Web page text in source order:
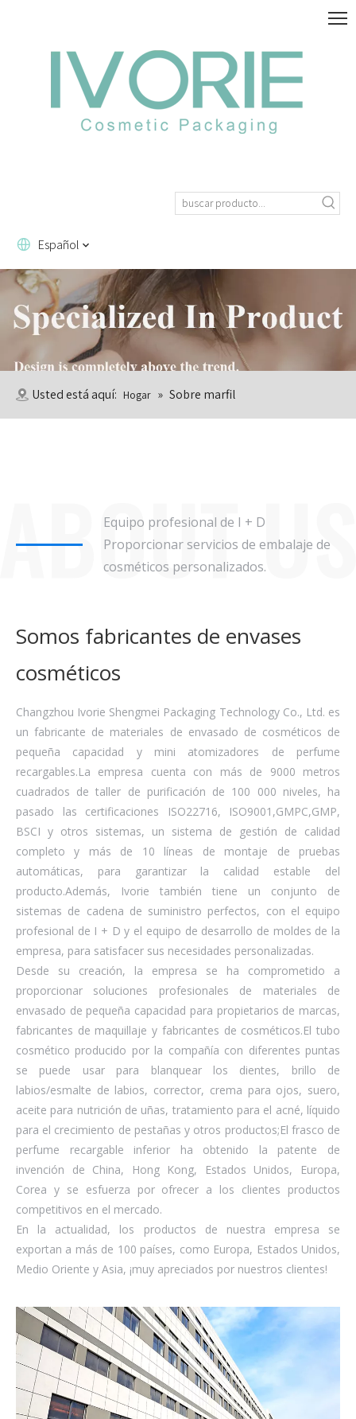
Español
Usted está aquí: Hogar » Sobre marfil
Equipo profesional de I + D
Proporcionar servicios de embalaje de
cosméticos personalizados.
Somos fabricantes de envases
cosméticos
Changzhou Ivorie Shengmei Packaging Technology Co., Ltd. es
un fabricante de materiales de envasado de cosméticos de
pequeña capacidad y mini atomizadores de perfume
recargables.La empresa cuenta con más de 9000 metros
cuadrados de taller de purificación de 100 000 niveles, ha
pasado las certificaciones ISO22716, ISO9001,GMPC,GMP,
BSCI y otros sistemas, un sistema de gestión de calidad
completo y más de 10 líneas de montaje de pruebas
automáticas, para garantizar la calidad estable del
producto.Además, Ivorie también tiene un conjunto de
sistemas de cadena de suministro perfectos, con el equipo
profesional de I + D y el equipo de desarrollo de moldes de la
empresa, para satisfacer sus necesidades personalizadas.
Desde su creación, la empresa se ha comprometido a
proporcionar soluciones profesionales de materiales de
envasado de pequeña capacidad para propietarios de marcas,
fabricantes de maquillaje y fabricantes de cosméticos.El tubo
cosmético producido por la compañía con diferentes puntas
se puede usar para blanquear los dientes, brillo de
labios/esmalte de labios, corrector, crema para ojos, suero,
aceite para nutrición de uñas, tratamiento para el acné, líquido
para el crecimiento de pestañas y otros productos;El frasco de
perfume recargable inferior ha obtenido la patente de
invención de China, Hong Kong, Estados Unidos, Europa,
Corea y se esfuerza por ofrecer a los clientes productos
competitivos en el mercado.
En la actualidad, los productos de nuestra empresa se
exportan a más de 100 países, como Europa, Estados Unidos,
Medio Oriente y Asia, ¡muy apreciados por nuestros clientes!